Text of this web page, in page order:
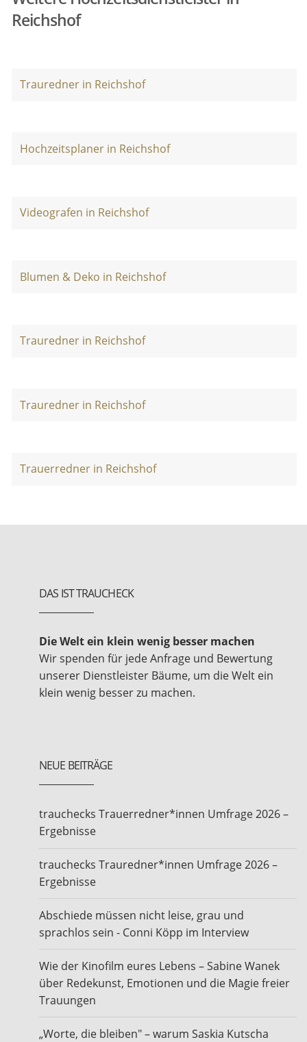
Reichshof
Trauredner in Reichshof
Hochzeitsplaner in Reichshof
Videografen in Reichshof
Blumen & Deko in Reichshof
Trauredner in Reichshof
Trauredner in Reichshof
Trauerredner in Reichshof
DAS IST TRAUCHECK
Die Welt ein klein wenig besser machen
Wir spenden für jede Anfrage und Bewertung
unserer Dienstleister Bäume, um die Welt ein
klein wenig besser zu machen.
NEUE BEITRÄGE
trauchecks Trauerredner*innen Umfrage 2026 –
Ergebnisse
trauchecks Trauredner*innen Umfrage 2026 –
Ergebnisse
Abschiede müssen nicht leise, grau und
sprachlos sein - Conni Köpp im Interview
Wie der Kinofilm eures Lebens – Sabine Wanek
über Redekunst, Emotionen und die Magie freier
Trauungen
„Worte, die bleiben" – warum Saskia Kutscha